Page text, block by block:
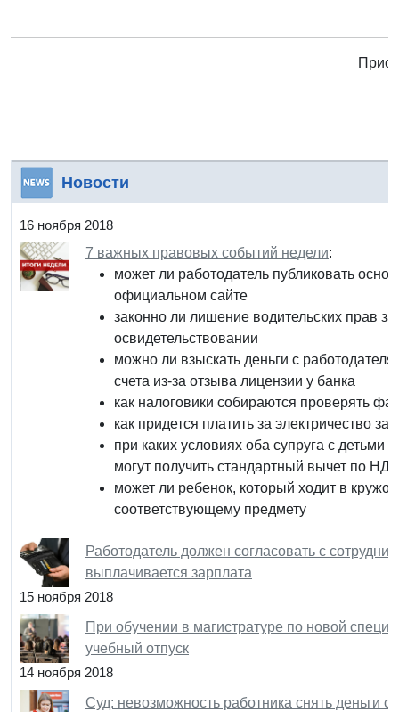
Новости
16 ноября 2018
7 важных правовых событий недели:
может ли работодатель публиковать
официальном сайте
законно ли лишение водительских прав
освидетельствовании
можно ли взыскать деньги с
счета из-за отзыва лицензии у банка
как налоговики собираются проверять
как придется платить за электричество
при каких условиях оба супруга с
могут получить стандартный вычет по
может ли ребенок, который ходит в
соответствующему предмету
Работодатель должен согласовать с
выплачивается зарплата
15 ноября 2018
При обучении в магистратуре по новой
учебный отпуск
14 ноября 2018
Суд: невозможность работника снять деньги с